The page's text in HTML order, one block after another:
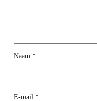
Naam *
E-mail *